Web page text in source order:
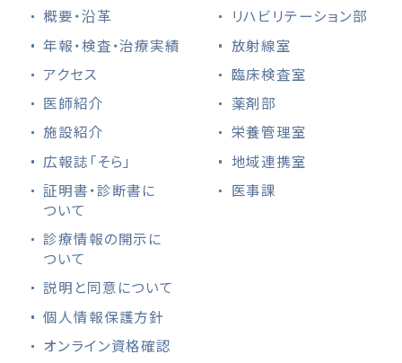
概要・沿革
年報・検査・治療実績
アクセス
医師紹介
施設紹介
広報誌「そら」
証明書・診断書に
ついて
診療情報の開示に
ついて
説明と同意について
個人情報保護方針
オンライン資格確認
リハビリテーション部
放射線室
臨床検査室
薬剤部
栄養管理室
地域連携室
医事課